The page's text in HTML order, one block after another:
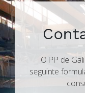
O PP de
seguinte